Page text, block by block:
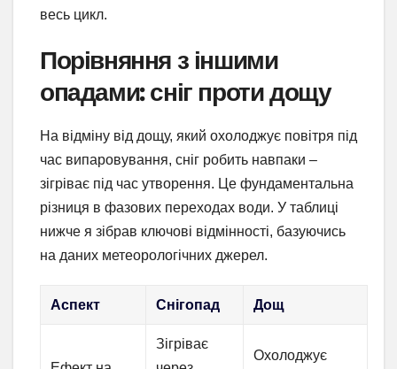
весь цикл.
Порівняння з іншими
опадами: сніг проти дощу
На відміну від дощу, який охолоджує повітря під
час випаровування, сніг робить навпаки –
зігріває під час утворення. Це фундаментальна
різниця в фазових переходах води. У таблиці
нижче я зібрав ключові відмінності, базуючись
на даних метеорологічних джерел.
Аспект Снігопад Дощ
Зігріває
Охолоджує